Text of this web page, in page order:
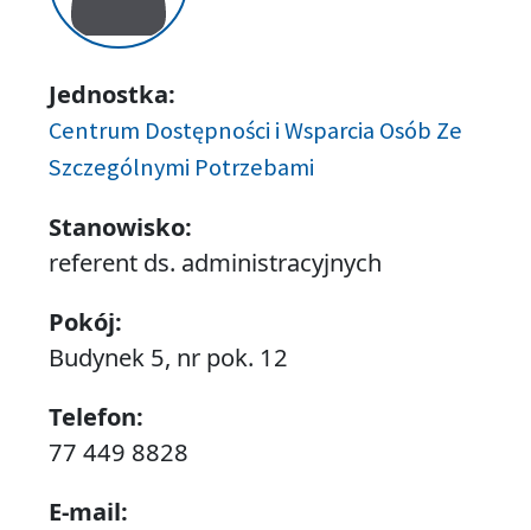
Jednostka:
Centrum Dostępności i Wsparcia Osób Ze
Szczególnymi Potrzebami
Stanowisko:
referent ds. administracyjnych
Pokój:
Budynek 5, nr pok. 12
Telefon:
77 449 8828
E-mail: